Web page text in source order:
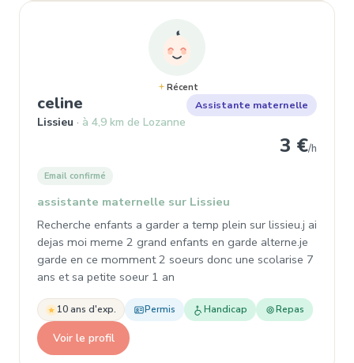
Récent
celine , Assistante maternelle à Lissieu
Lissieu à 4,9 km de Lozanne
Assistante maternelle
3 €/h
Email confirmé
assistante maternelle sur Lissieu
Recherche enfants a garder a temp plein sur lissieu.j ai
dejas moi meme 2 grand enfants en garde alterne.je
garde en ce momment 2 soeurs donc une scolarise 7
ans et sa petite soeur 1 an
10 ans d'exp. Permis Handicap Repas
Voir le profil